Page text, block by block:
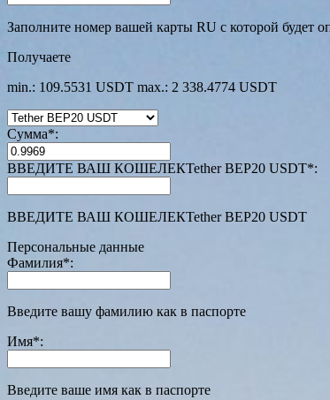
Заполните номер вашей карты RU с которой будет
Получаете
min.: 109.5531 USDT max.: 2 338.4774 USDT
Сумма*:
ВВЕДИТЕ ВАШ КОШЕЛЕКTether BEP20 USDT*:
ВВЕДИТЕ ВАШ КОШЕЛЕКTether BEP20 USDT
Персональные данные
Фамилия*:
Введите вашу фамилию как в паспорте
Имя*:
Введите ваше имя как в паспорте